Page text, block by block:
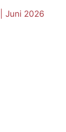
Juni 2026